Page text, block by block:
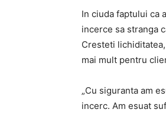
In ciuda faptului ca
incerce sa stranga
Cresteti
mai mult pentru
„Cu siguranta am
incerc. Am esuat